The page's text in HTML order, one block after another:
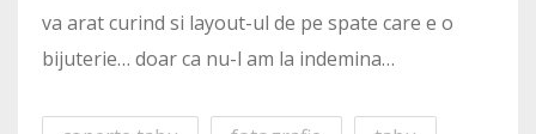
va arat curind si layout-ul de pe spate care e o
bijuterie… doar ca nu-l am la indemina…